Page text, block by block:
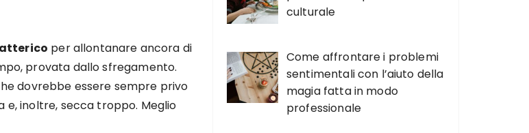
per allontanare ancora di
provata dallo sfregamento.
dovrebbe essere sempre privo
e, inoltre, secca troppo. Meglio
culturale
Come affrontare i problemi
sentimentali con l’aiuto della
magia fatta in modo
professionale